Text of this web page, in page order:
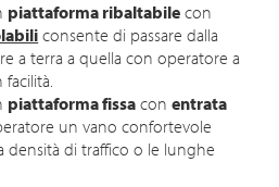
piattaforma ribaltabile con
consente di passare dalla
a terra a quella con operatore a
piattaforma fissa conentrata
un vano confortevole
densità di traffico o le lunghe